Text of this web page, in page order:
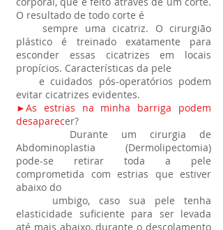
O resultado de todo corte é
sempre uma cicatriz. O cirurgião
plástico é treinado exatamente para
esconder essas cicatrizes em locais
propícios. Características da pele
e cuidados pós-operatórios podem
evitar cicatrizes evidentes.
►As estrias na minha barriga podem
desaparecer?
Durante um cirurgia de
Abdominoplastia (Dermolipectomia)
pode-se retirar toda a pele
comprometida com estrias que estiver
abaixo do
umbigo, caso sua pele tenha
elasticidade suficiente para ser levada
até mais abaixo, durante o descolamento